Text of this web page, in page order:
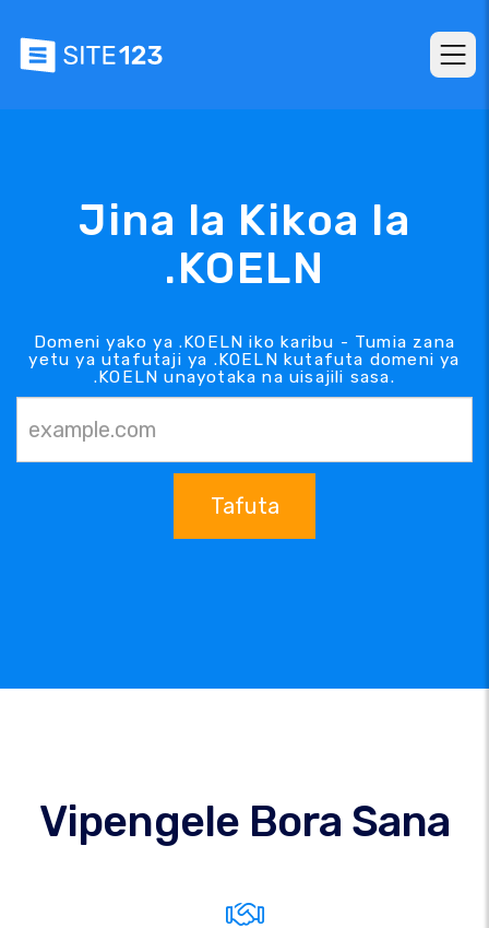
Jina la Kikoa la
.KOELN
Domeni yako ya .KOELN iko karibu - Tumia zana
yetu ya utafutaji ya .KOELN kutafuta domeni ya
.KOELN unayotaka na uisajili sasa.
Tafuta
Vipengele Bora Sana